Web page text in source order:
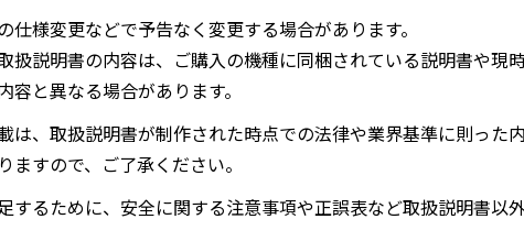
様変更などで予告なく変更する場合があります。
扱説明書の内容は、ご購入の機種に同梱されている説明書や現
と異なる場合があります。
は、取扱説明書が制作された時点での法律や業界基準に則った
すので、ご了承ください。
するために、安全に関する注意事項や正誤表など取扱説明書以